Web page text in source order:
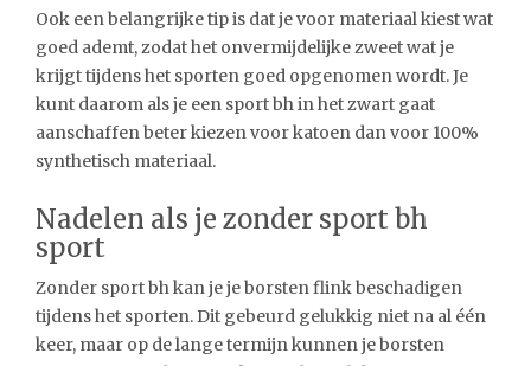
Ook een belangrijke tip is dat je voor materiaal kiest wat
goed ademt, zodat het onvermijdelijke zweet wat je
krijgt tijdens het sporten goed opgenomen wordt. Je
kunt daarom als je een sport bh in het zwart gaat
aanschaffen beter kiezen voor katoen dan voor 100%
synthetisch materiaal.
Nadelen als je zonder sport bh
sport
Zonder sport bh kan je je borsten flink beschadigen
tijdens het sporten. Dit gebeurd gelukkig niet na al één
keer, maar op de lange termijn kunnen je borsten